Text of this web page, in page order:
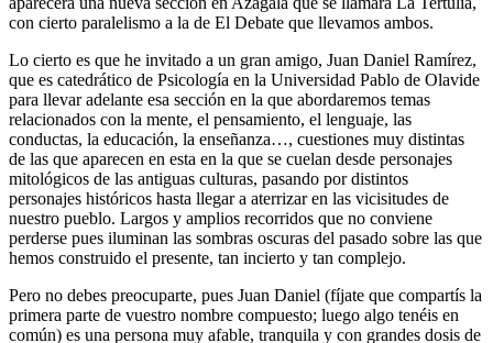
con cierto paralelismo a la de El Debate que llevamos ambos.
Lo cierto es que he invitado a un gran amigo, Juan Daniel Ramírez,
que es catedrático de Psicología en la Universidad Pablo de Olavide
para llevar adelante esa sección en la que abordaremos temas
relacionados con la mente, el pensamiento, el lenguaje, las
conductas, la educación, la enseñanza…, cuestiones muy distintas
de las que aparecen en esta en la que se cuelan desde personajes
mitológicos de las antiguas culturas, pasando por distintos
personajes históricos hasta llegar a aterrizar en las vicisitudes de
nuestro pueblo. Largos y amplios recorridos que no conviene
perderse pues iluminan las sombras oscuras del pasado sobre las que
hemos construido el presente, tan incierto y tan complejo.
Pero no debes preocuparte, pues Juan Daniel (fíjate que compartís la
primera parte de vuestro nombre compuesto; luego algo tenéis en
común) es una persona muy afable, tranquila y con grandes dosis de